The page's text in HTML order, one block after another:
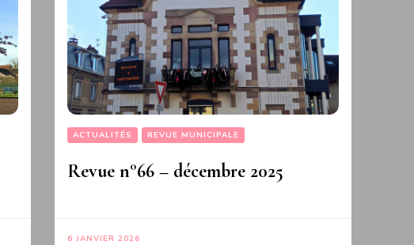
ACTUALITÉS REVUE MUNICIPALE
Revue n°66 – décembre 2025
6 JANVIER 2026